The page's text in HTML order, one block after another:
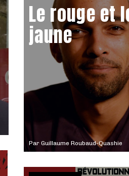
Par Guillaume Roubaud-Quashie
Le rouge et
jaune